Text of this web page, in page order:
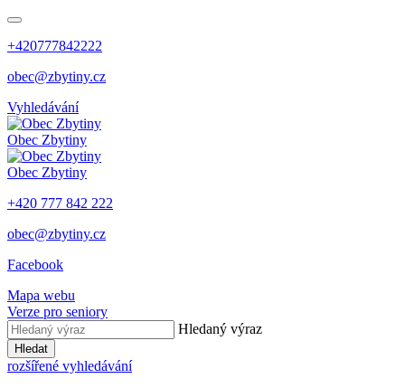
+420777842222
obec@zbytiny.cz
Vyhledávání
Obec Zbytiny
Obec Zbytiny
+420 777 842 222
obec@zbytiny.cz
Facebook
Mapa webu
Verze pro seniory
Hledaný výraz
Hledat
rozšířené vyhledávání